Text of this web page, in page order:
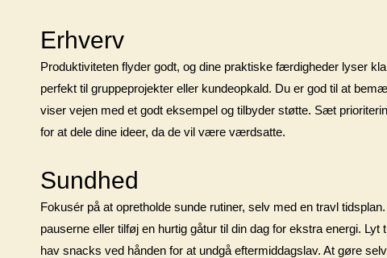
Erhverv
Produktiviteten flyder godt, og dine praktiske færdigheder lyser
perfekt til gruppeprojekter eller kundeopkald. Du er god til at
viser vejen med et godt eksempel og tilbyder støtte. Sæt
for at dele dine ideer, da de vil være værdsatte.
Sundhed
Fokusér på at opretholde sunde rutiner, selv med en travl
pauserne eller tilføj en hurtig gåtur til din dag for ekstra energi.
hav snacks ved hånden for at undgå eftermiddagslav. At gøre